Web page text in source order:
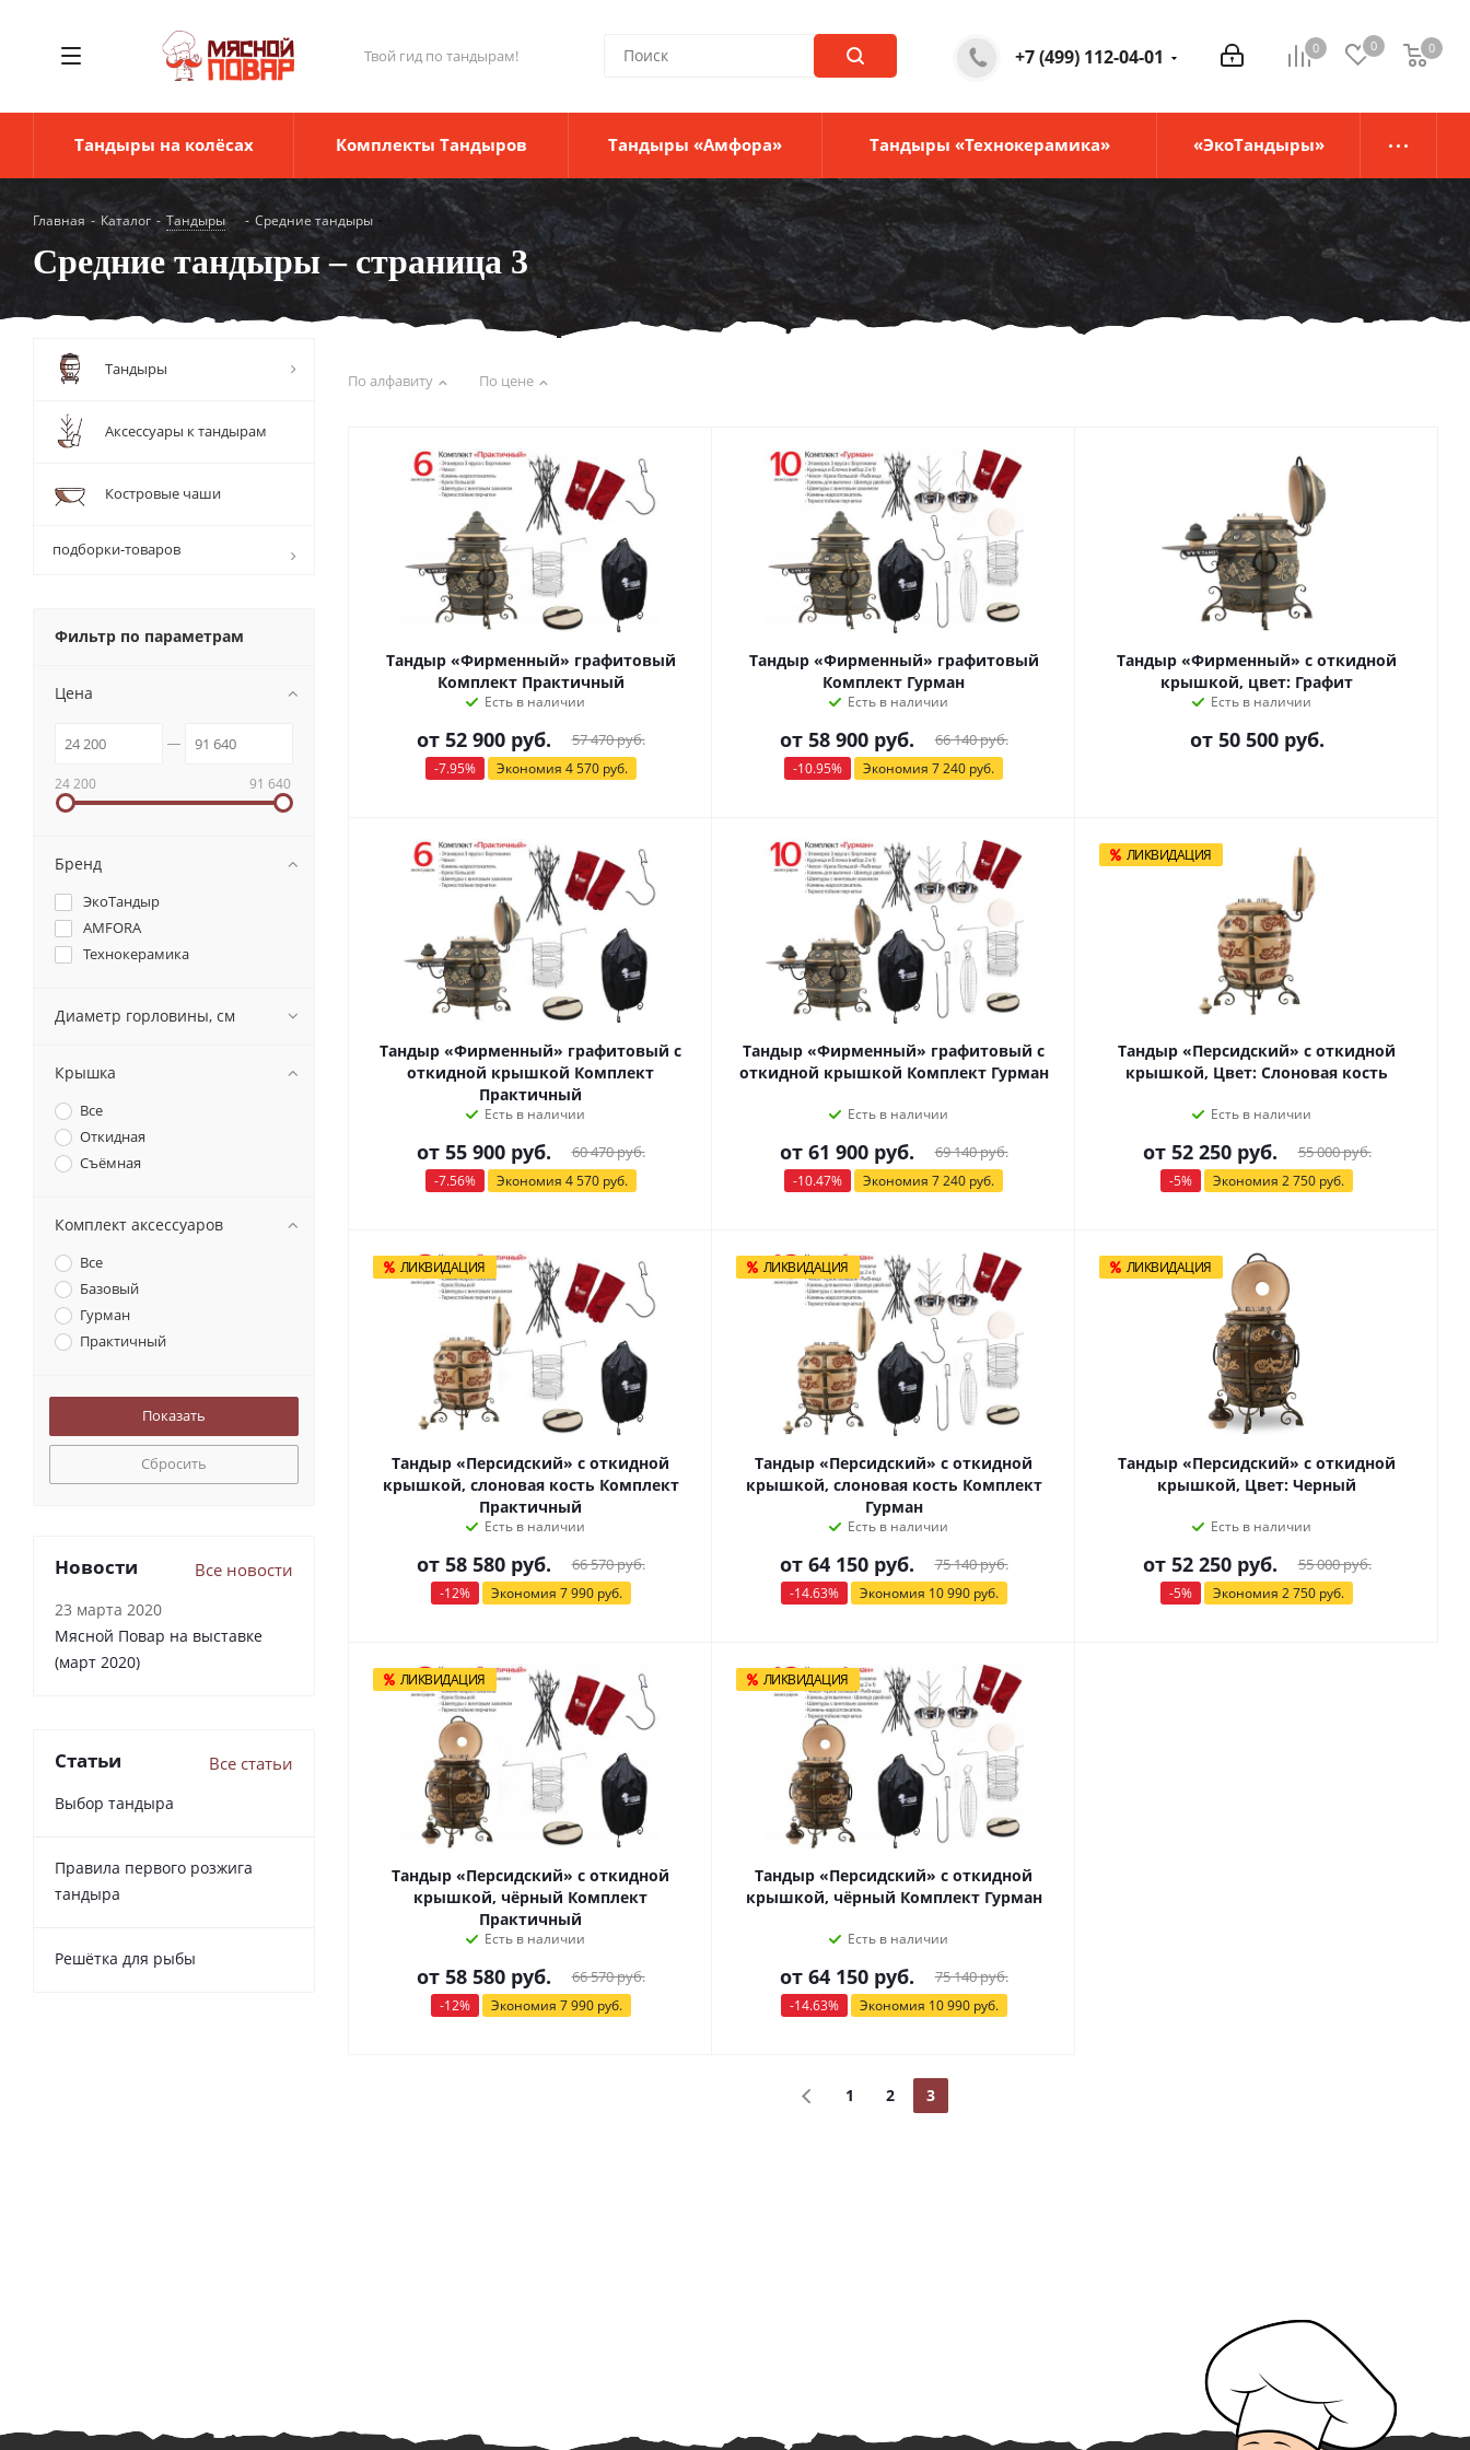
Твой гид по тандырам! 0 0 0
0
+7 (499) 112-04-01
Тандыры на колёсах Комплекты Тандыров Тандыры «Амфора» Тандыры «Технокерамика» «ЭкоТандыры»
Главная - Каталог - Тандыры - Средние тандыры
Средние тандыры – страница 3
По алфавиту По цене
Тандыр «Фирменный» графитовый
Комплект Практичный
Есть в наличии
от 52 900 руб. 57 470 руб.
-7.95% Экономия 4 570 руб.
Тандыр «Фирменный» графитовый
Комплект Гурман
Есть в наличии
от 58 900 руб. 66 140 руб.
-10.95% Экономия 7 240 руб.
Тандыр «Фирменный» с откидной
крышкой, цвет: Графит
Есть в наличии
от 50 500 руб.
Тандыр «Фирменный» графитовый с
откидной крышкой Комплект
Практичный
Есть в наличии
от 55 900 руб. 60 470 руб.
-7.56% Экономия 4 570 руб.
Тандыр «Фирменный» графитовый с
откидной крышкой Комплект Гурман
Есть в наличии
от 61 900 руб. 69 140 руб.
-10.47% Экономия 7 240 руб.
ЛИКВИДАЦИЯ
Тандыр «Персидский» с откидной
крышкой, Цвет: Слоновая кость
Есть в наличии
от 52 250 руб. 55 000 руб.
-5% Экономия 2 750 руб.
ЛИКВИДАЦИЯ
Тандыр «Персидский» с откидной
крышкой, слоновая кость Комплект
Практичный
Есть в наличии
от 58 580 руб. 66 570 руб.
-12% Экономия 7 990 руб.
ЛИКВИДАЦИЯ
Тандыр «Персидский» с откидной
крышкой, слоновая кость Комплект
Гурман
Есть в наличии
от 64 150 руб. 75 140 руб.
-14.63% Экономия 10 990 руб.
ЛИКВИДАЦИЯ
Тандыр «Персидский» с откидной
крышкой, Цвет: Черный
Есть в наличии
от 52 250 руб. 55 000 руб.
-5% Экономия 2 750 руб.
ЛИКВИДАЦИЯ
Тандыр «Персидский» с откидной
крышкой, чёрный Комплект
Практичный
Есть в наличии
от 58 580 руб. 66 570 руб.
-12% Экономия 7 990 руб.
ЛИКВИДАЦИЯ
Тандыр «Персидский» с откидной
крышкой, чёрный Комплект Гурман
Есть в наличии
от 64 150 руб. 75 140 руб.
-14.63% Экономия 10 990 руб.
1 2 3
Тандыры
Аксессуары к тандырам
Костровые чаши
подборки-товаров
Фильтр по параметрам
Цена
24 200 91 640
Бренд
ЭкоТандыр
AMFORA
Технокерамика
Диаметр горловины, см
Крышка
Все
Откидная
Съёмная
Комплект аксессуаров
Все
Базовый
Гурман
Практичный
Сбросить
Новости Все новости
23 марта 2020
Мясной Повар на выставке
(март 2020)
Статьи Все статьи
Выбор тандыра
Правила первого розжига
тандыра
Решётка для рыбы